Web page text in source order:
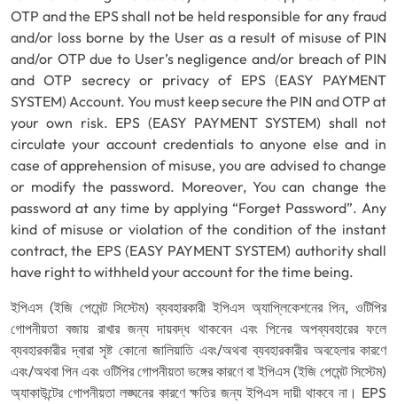
OTP and the EPS shall not be held responsible for any fraud
and/or loss borne by the User as a result of misuse of PIN
and/or OTP due to User’s negligence and/or breach of PIN
and OTP secrecy or privacy of EPS (EASY PAYMENT
SYSTEM) Account. You must keep secure the PIN and OTP at
your own risk. EPS (EASY PAYMENT SYSTEM) shall not
circulate your account credentials to anyone else and in
case of apprehension of misuse, you are advised to change
or modify the password. Moreover, You can change the
password at any time by applying “Forget Password”. Any
kind of misuse or violation of the condition of the instant
contract, the EPS (EASY PAYMENT SYSTEM) authority shall
have right to withheld your account for the time being.
ইপিএস (ইজি পেমেন্ট সিস্টেম) ব্যবহারকারী ইপিএস অ্যাপ্লিকেশনের পিন, ওটিপির
গোপনীয়তা বজায় রাখার জন্য দায়বদ্ধ থাকবেন এবং পিনের অপব্যবহারের ফলে
ব্যবহারকারীর দ্বারা সৃষ্ট কোনো জালিয়াতি এবং/অথবা ব্যবহারকারীর অবহেলার কারণে
এবং/অথবা পিন এবং ওটিপির গোপনীয়তা ভঙ্গের কারণে বা ইপিএস (ইজি পেমেন্ট সিস্টেম)
অ্যাকাউন্টের গোপনীয়তা লঙ্ঘনের কারণে ক্ষতির জন্য ইপিএস দায়ী থাকবে না। EPS